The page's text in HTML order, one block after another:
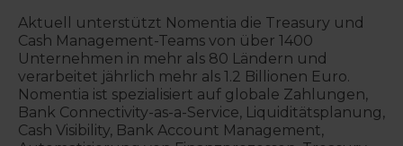
Aktuell unterstützt Nomentia die Treasury und
Cash Management-Teams von über 1400
Unternehmen in mehr als 80 Ländern und
verarbeitet jährlich mehr als 1.2 Billionen Euro.
Nomentia ist spezialisiert auf globale Zahlungen,
Bank Connectivity-as-a-Service, Liquiditätsplanung,
Cash Visibility, Bank Account Management,